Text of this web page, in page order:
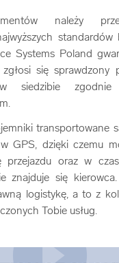
należy
standardów
Systems Poland
się sprawdzony
siedzibie zgodnie
transportowane
GPS, dzięki czemu
przejazdu oraz w
znajduje się
logistykę, a to z
Tobie usług.